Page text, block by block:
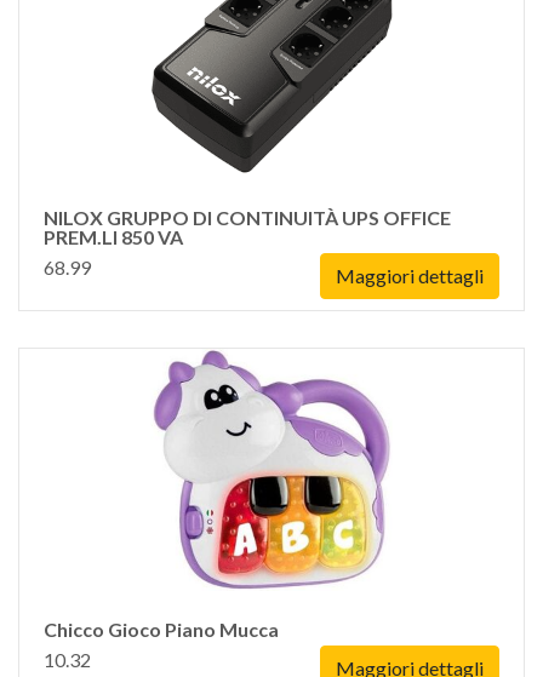
NILOX GRUPPO DI CONTINUITÀ UPS OFFICE
PREM.LI 850 VA
68.99
Maggiori dettagli
Chicco Gioco Piano Mucca
10.32
Maggiori dettagli